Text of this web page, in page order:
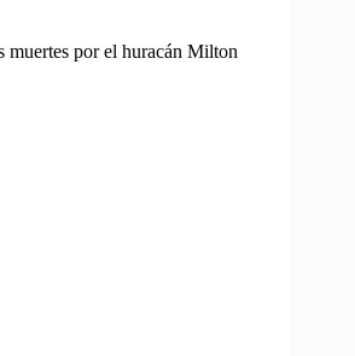
muertes por el huracán Milton